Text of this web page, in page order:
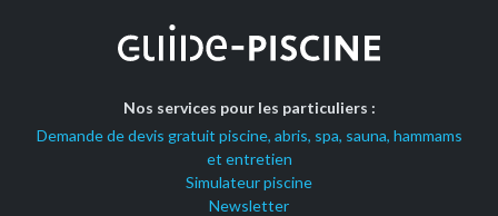
Nos services pour les particuliers :
Demande de devis gratuit piscine, abris, spa, sauna, hammams
et entretien
Simulateur piscine
Newsletter